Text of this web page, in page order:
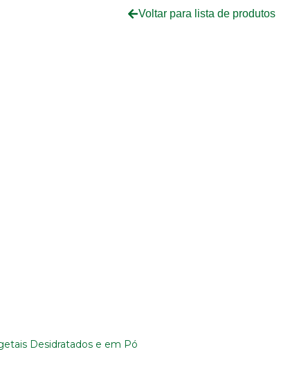
Voltar para lista de produtos
Desidratados e em Pó